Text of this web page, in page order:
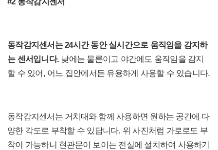
동작감지센서는 24시간 동안 실시간으로 움직임을 감지하
는 센서입니다. 낮에는 물론이고 야간에도 움직임을 감지
할 수 있어, 어느 집안에서든 유용하게 사용할 수 있습니다.
동작감지센서는 거치대와 함께 사용하면 원하는 공간에 다
양한 각도로 부착할 수 있답니다. 위 사진처럼 가로로도 부
착이 가능하니 현관문이 보이는 전실에 설치하여 사용하기